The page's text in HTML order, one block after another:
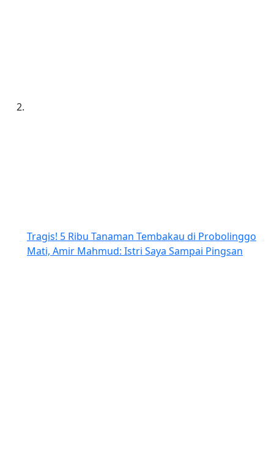
Tragis! 5 Ribu Tanaman Tembakau di Probolinggo
Mati, Amir Mahmud: Istri Saya Sampai Pingsan